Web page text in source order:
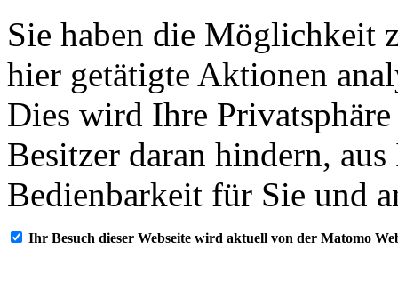
Sie haben die Möglichkeit
hier getätigte Aktionen
Dies wird Ihre
Besitzer daran hindern,
Bedienbarkeit für Sie und
Ihr Besuch dieser Webseite wird aktuell von der Matomo